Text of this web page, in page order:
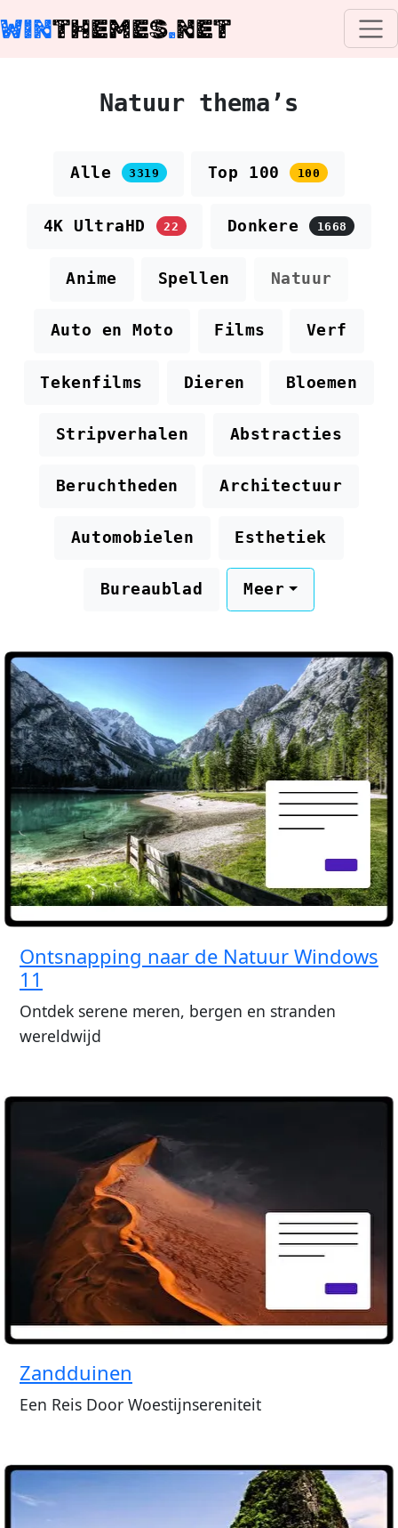
WINTHEMES.NET
Natuur thema’s
Alle 3319 Top 100 100
4K UltraHD 22 Donkere 1668
Anime Spellen Natuur
Auto en Moto Films Verf
Tekenfilms Dieren Bloemen
Stripverhalen Abstracties
Beruchtheden Architectuur
Automobielen Esthetiek
Bureaublad Meer
Ontsnapping naar de Natuur Windows
11
Ontdek serene meren, bergen en stranden
wereldwijd
Zandduinen
Een Reis Door Woestijnsereniteit